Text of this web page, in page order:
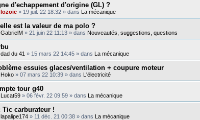
d'echappement d'origine (GL) ?
lozoic » 19 juil. 22 18:32 » dans La mécanique
est la valeur de ma polo ?
GabrielM » 21 juin 22 11:13 » dans Nouveautés, suggestions, questions
dad du 41 » 15 mars 22 14:45 » dans La mécanique
essuies glaces/ventilation + coupure moteur
Hoko » 07 mars 22 10:39 » dans L'électricité
tour g40
Lucat59 » 06 févr. 22 09:59 » dans La mécanique
Tic carburateur !
lapalipe174 » 11 déc. 21 00:38 » dans La mécanique